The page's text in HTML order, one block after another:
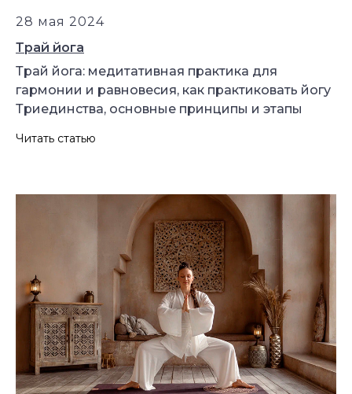
28 мая 2024
Трай йога
Трай йога: медитативная практика для
гармонии и равновесия, как практиковать йогу
Триединства, основные принципы и этапы
Читать статью
+7 (930) 035 91 31
© YogaAcademy, 2026
ООО «Академия Йоги» РФ, 127106, г. Москва,
вн.тер.г. муниципальный округ Марфино
Гостиничная ул, д. 5, помещ. 1/1
Пранаямы
Политика в отношении обработки
ВАЖНОЕ
Государственная лицензия